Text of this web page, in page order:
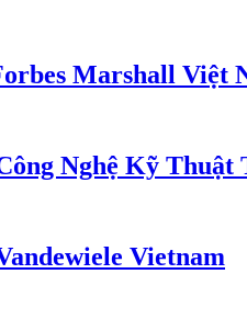
Marshall Việt
Nghệ Kỹ Thuật
Vietnam